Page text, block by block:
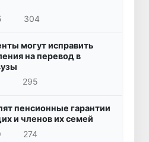
304
могут исправить
на перевод в
295
пенсионные гарантии
и членов их семей
274